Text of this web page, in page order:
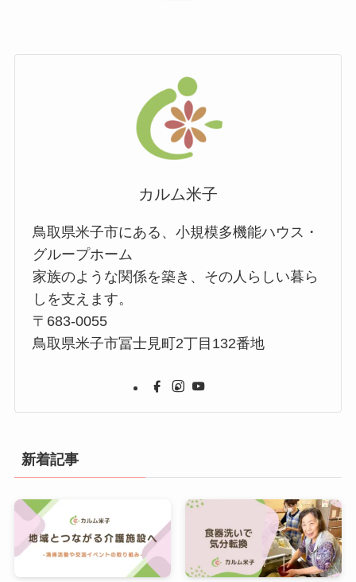
カルム米子
鳥取県米子市にある、小規模多機能ハウス・
グループホーム
家族のような関係を築き、その人らしい暮ら
しを支えます。
〒683-0055
鳥取県米子市冨士見町2丁目132番地
新着記事